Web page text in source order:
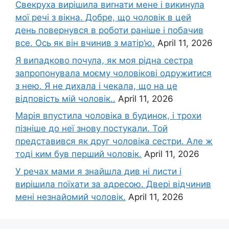
Свекруха вирішила виrнати мене і викинула
мої речі з вікна. Добре, що чоловік в цей
день повернувся в роботи раніше і побачив
все. Ось як він вчинив з матір’ю. April 11, 2026
Я випадково почула, як моя рідна сестра
запропонувала моєму чоловікові одружитися
з нею. Я не дихала і чекала, що на це
відповість мій чоловік.. April 11, 2026
Марія впустила чоловіка в будинок, і трохи
пізніше до неї знову постукали. Той
представився як друг чоловіка сестри. Але ж
тоді ким був перший чоловік. April 11, 2026
У речах мами я знайшла див ні листи і
вирішила поїхати за адресою. Двері відчинив
мені незнайомий чоловік. April 11, 2026